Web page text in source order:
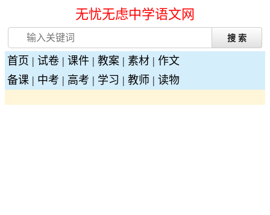
无忧无虑中学语文网
首页 | 试卷 | 课件 | 教案 | 素材 | 作文
备课 | 中考 | 高考 | 学习 | 教师 | 读物